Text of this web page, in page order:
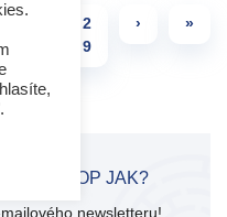
Page
2
9
› »
o OP JAK?
newsletteru!